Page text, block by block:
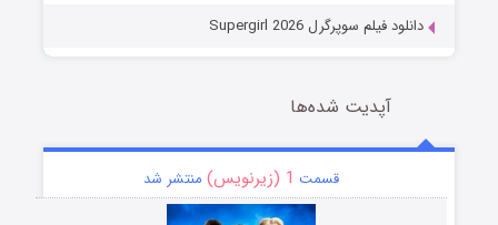
دانلود فیلم سوپرگرل Supergirl 2026
آپدیت شده‌ها
قسمت 1 (زیرنویس) منتشر شد